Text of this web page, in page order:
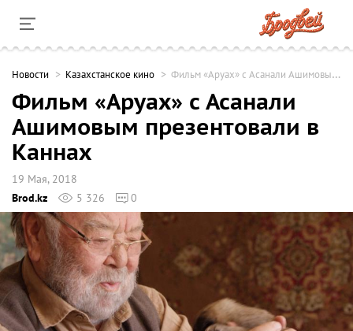
Новости Казахстанское кино Фильм «Аруах» с Асанали Ашимовым презентовали в Каннах
Фильм «Аруах» с Асанали
Ашимовым презентовали в
Каннах
19 Мая, 2018
Brod.kz
5 326 0